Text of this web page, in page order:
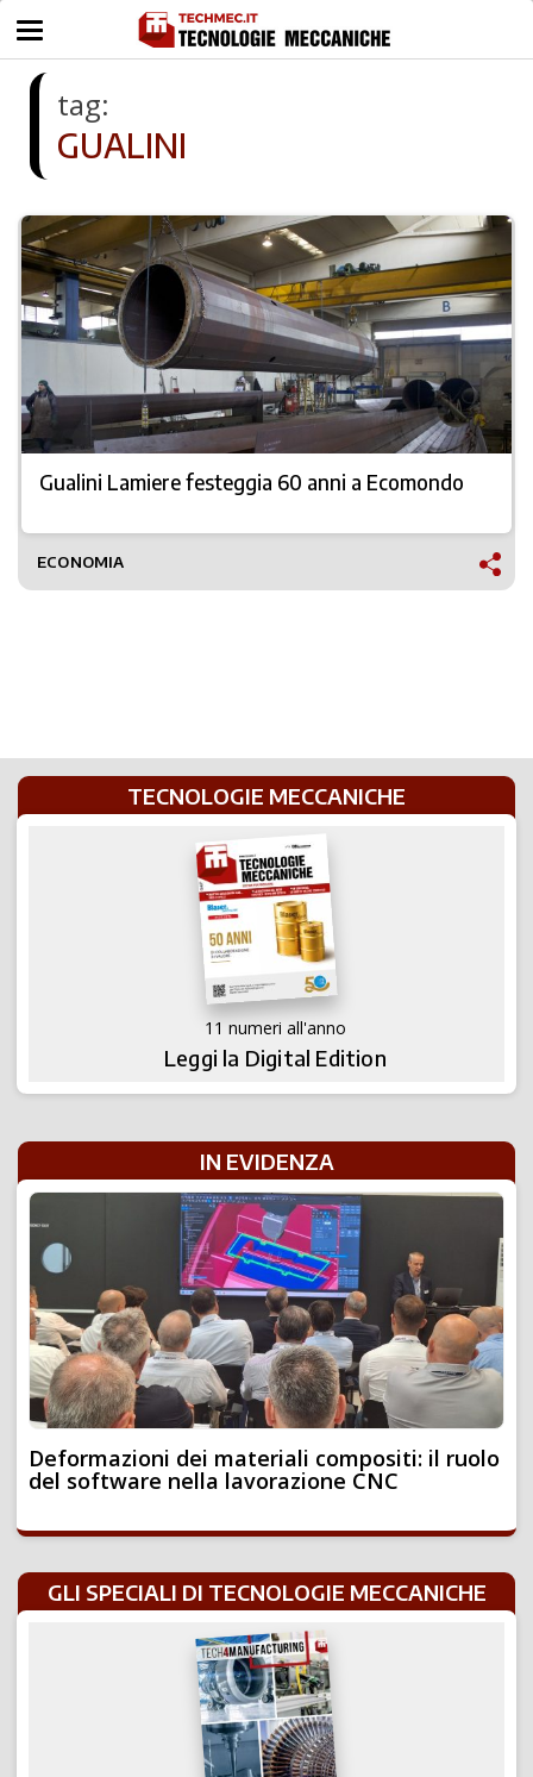
tag:
GUALINI
Gualini Lamiere festeggia 60 anni a Ecomondo
ECONOMIA
TECNOLOGIE MECCANICHE
11 numeri all'anno
Leggi la Digital Edition
IN EVIDENZA
Deformazioni dei materiali compositi: il ruolo
del software nella lavorazione CNC
GLI SPECIALI DI TECNOLOGIE MECCANICHE